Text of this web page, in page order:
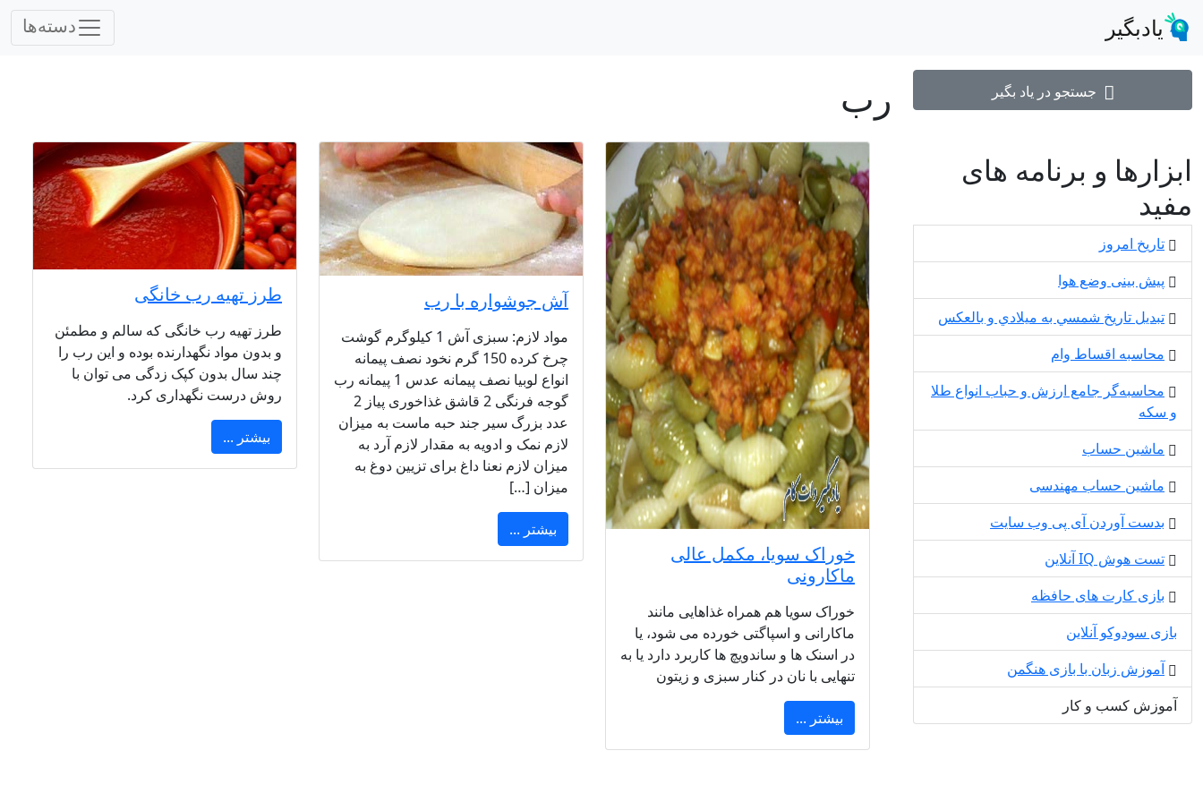
یادبگیر دسته‌ها
جستجو در یاد بگیر
ابزارها و برنامه های
مفید
تاریخ امروز
پیش بینی وضع هوا
تبديل تاريخ شمسي به ميلادي و بالعكس
محاسبه اقساط وام
محاسبه‌گر جامع ارزش و حباب انواع طلا
و سکه
ماشین حساب
ماشین حساب مهندسی
بدست آوردن آی پی وب سایت
تست هوش IQ آنلاین
بازی کارت های حافظه
بازی سودوکو آنلاین
آموزش زبان با بازی هنگمن
آموزش کسب و کار
رب
خوراک سویا، مکمل عالی
ماکارونی
خوراک سویا هم همراه غذاهایی مانند
ماکارانی و اسپاگتی خورده می شود، یا
در اسنک ها و ساندویچ ها کاربرد دارد یا به
تنهایی با نان در کنار سبزی و زیتون
بیشتر ...
آش جوشواره با رب
مواد لازم: سبزی آش 1 کیلوگرم گوشت
چرخ کرده 150 گرم نخود نصف پیمانه
انواع لوبیا نصف پیمانه عدس 1 پیمانه رب
گوجه فرنگی 2 قاشق غذاخوری پیاز 2
عدد بزرگ سیر جند حبه ماست به میزان
لازم نمک و ادویه به مقدار لازم آرد به
میزان لازم نعنا داغ برای تزیین دوغ به
میزان […]
بیشتر ...
طرز تهیه رب خانگی
طرز تهیه رب خانگی که سالم و مطمئن
و بدون مواد نگهدارنده بوده و این رب را
چند سال بدون کپک زدگی می توان با
روش درست نگهداری کرد.
بیشتر ...